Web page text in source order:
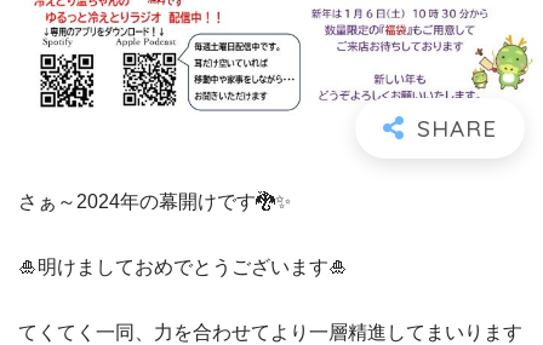
さぁ～2024年の幕開けです🐉✨
🎍明けましておめでとうございます🎍
てくてく一同、力を合わせてより一層精進してまいります